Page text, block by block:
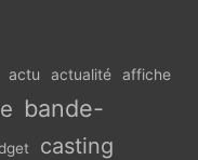
actu actualité affiche
bande-
casting